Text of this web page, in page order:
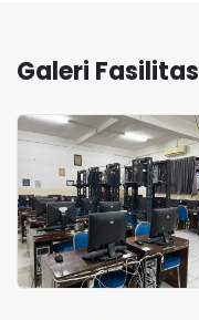
Galeri Fasilitas